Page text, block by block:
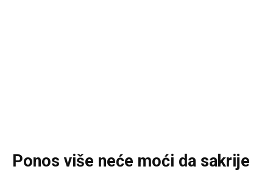
Ponos više neće moći da sakrije